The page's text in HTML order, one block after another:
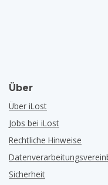
Über
Über iLost
Jobs bei iLost
Rechtliche Hinweise
Sicherheit